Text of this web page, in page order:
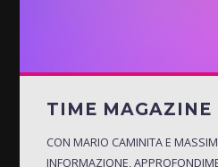
TIME MAGAZINE
CON MARIO CAMINITA E
INFORMAZIONE,